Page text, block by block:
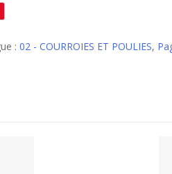
: 02 - COURROIES ET POULIES,